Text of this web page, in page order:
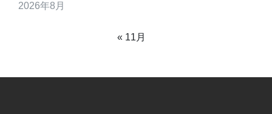
2026年8月
« 11月